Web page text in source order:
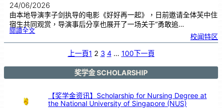
24/06/2026
由本地导演李子剑执导的电影《好好再一起》，日前邀请全体芙中住
宿生共同观赏，导演事后分享也展开了一场关于“勇敢追…
閱讀全文:工
跨
，
好
校闻特区
上一頁1 2 3 4 … 100下一頁
奖学金 SCHOLARSHIP
【奖学金资讯】Scholarship for Nursing Degree at
the National University of Singapore (NUS)